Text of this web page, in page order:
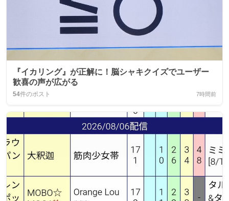
『イカリング』が正解に！脳シャキクイズでユーザー
歓喜の声が広がる
54件のポスト 7時間前